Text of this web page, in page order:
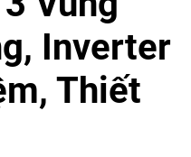
Inverter
Thiết